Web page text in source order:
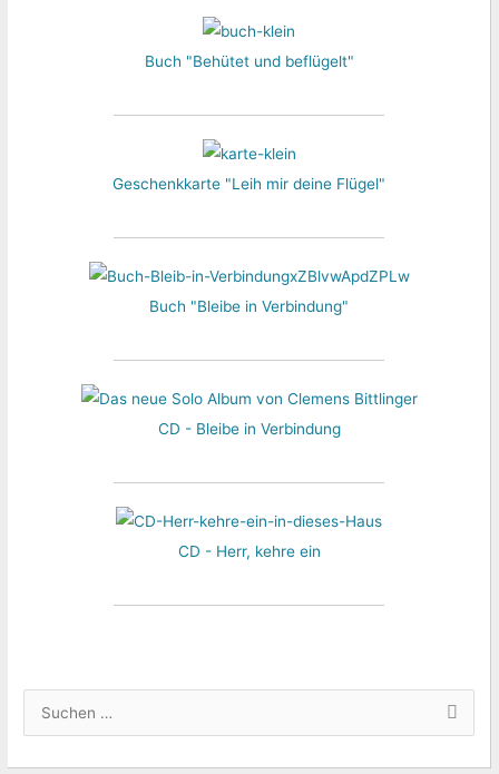
Buch "Behütet und beflügelt"
Geschenkkarte "Leih mir deine Flügel"
Buch "Bleibe in Verbindung"
CD - Bleibe in Verbindung
CD - Herr, kehre ein